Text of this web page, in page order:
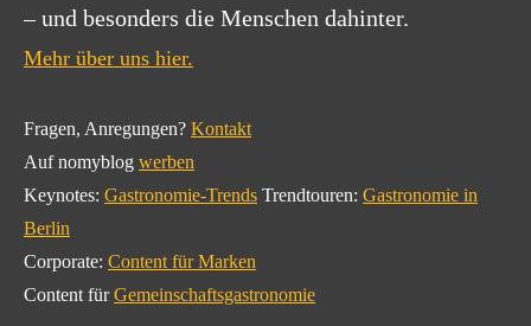
– und besonders die Menschen dahinter.
Mehr über uns hier.
Fragen, Anregungen? Kontakt
Auf nomyblog werben
Keynotes: Gastronomie-Trends Trendtouren: Gastronomie in
Berlin
Corporate: Content für Marken
Content fürGemeinschaftsgastronomie